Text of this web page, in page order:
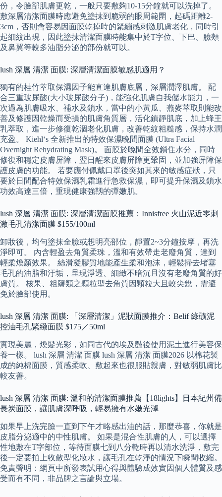
份，令臉部肌膚更乾，一般只要敷夠10-15分鐘就可以洗掉了。
敷深層清潔面膜時應避免塗抹到脆弱的眼周範圍，起碼距離2-
3cm，否則會容易因面膜乾掉時的緊繃感刺激肌膚老化，同時引
起細紋出現，因此塗抹清潔面膜時能集中於T字位、下巴、臉頰
及鼻翼等較多油脂分泌的部份就可以。
lush 深層 清潔 面膜: 深層清潔面膜敏感肌適用？
獨有的桂竹萃取保濕因子能直達肌膚底層，深層潤澤肌膚。 配
合三重玻尿酸(大小玻尿酸分子)，能強化肌膚自我儲水能力，一
次過為肌膚吸水、補水及鎖水，當中的小黃瓜、燕麥萃取則能改
善及修護因乾燥而受損的肌膚角質層，活化鎮靜肌底，加上蜂王
乳萃取，進一步修復乾涸老化肌膚，改善乾紋粗糙感，保持水潤
充盈。 Kiehl‘s 全新推出的特效保濕晚間面膜 (Ultra Facial
Overnight Rehydrating Mask)。 面膜於晚間全效鎖住水分，同時
修復和穩定皮膚屏障，翌日醒來皮膚屏障更鞏固，並加強屏障保
護皮膚的功能。 若要應付佩戴口罩後突如其來的敏感症狀，只
要於日間配合特效保濕乳霜進行急救保濕，即可提升保濕及鎖水
功效高達三倍，重現健康強靱的彈嫩肌。
lush 深層 清潔 面膜: 深層清潔面膜推薦：Innisfree 火山泥近零刺
激毛孔清潔面膜 $155/100ml
卸妝後，均勻塗抹全臉或想明亮部位，靜置2~3分鐘按摩，再洗
淨即可。 內含輕盈去角質柔珠，溫和有效帶走老廢角質，達到
輕柔煥顏效果。 絲滑凝膠質地能產生柔和泡沫，輕鬆掃去堵塞
毛孔的油脂和汙垢，呈現淨透、細緻不暗沉且沒有老廢角質的好
膚質。 核果、粗鹽類之顆粒型去角質因顆粒大且較尖銳，需避
免於臉部使用。
lush 深層 清潔 面膜: 「深層清潔」泥狀面膜推介：Belif 綠礦泥
控油毛孔緊緻面膜 $175／50ml
實現美麗，煥髮光彩，如同古代的埃及豔後使用泥土進行美容保
養一樣。 lush 深層 清潔 面膜 lush 深層 清潔 面膜2026 以棉花製
成的純棉面膜，質感柔軟、敷起來也很服貼親膚，對敏弱肌膚比
較友善。
lush 深層 清潔 面膜: 溫和的清潔面膜推薦【18lights】日本紀州備
長炭面膜，讓肌膚深呼吸，輕易擁有水嫩光澤
如果早上洗完臉一直到下午才略感出油的話，那麼恭喜，你就是
皮脂分泌適中的中性肌膚。 如果是混合性肌膚的人，可以選擇
性地敷在T字部位，等待面膜七到八分乾時再以清水洗淨，敷完
後一定要拍上收斂型化妝水，讓毛孔在乾淨的情況下瞬間收縮。
免責聲明：網頁中所發表試用心得與體驗成效實因個人體質及感
受而有不同，非品牌之言論與立場。